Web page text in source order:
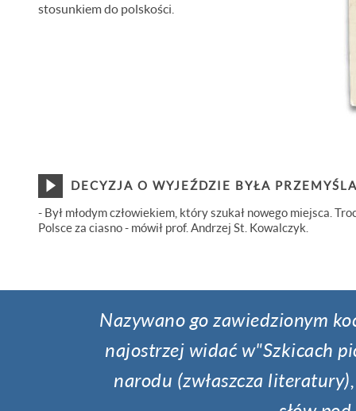
stosunkiem do polskości.
DECYZJA O WYJEŹDZIE BYŁA
- Był młodym człowiekiem, który szukał nowego miejsca.
Polsce za ciasno - mówił prof. Andrzej St. Kowalczyk.
Nazywano go zawiedzionym
najostrzej widać w"Szkicach
narodu (zwłaszcza